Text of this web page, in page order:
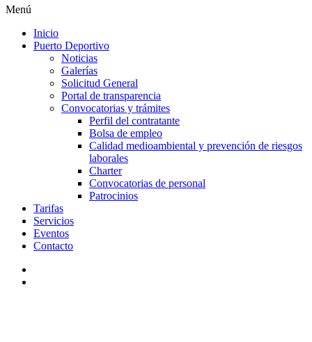
Menú
Inicio
Puerto Deportivo
Noticias
Galerías
Solicitud General
Portal de transparencia
Convocatorias y trámites
Perfil del contratante
Bolsa de empleo
Calidad medioambiental y prevención de riesgos
laborales
Charter
Convocatorias de personal
Patrocinios
Tarifas
Servicios
Eventos
Contacto